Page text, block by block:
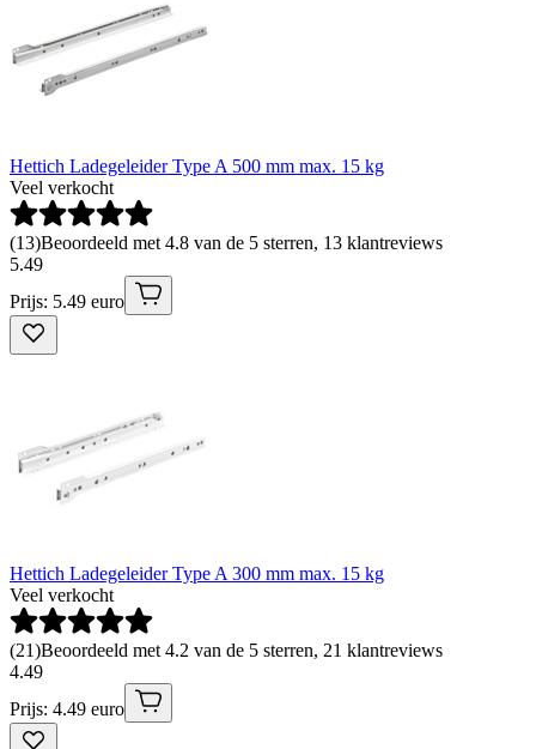
Hettich Ladegeleider Type A 500 mm max. 15 kg
Veel verkocht
(13)Beoordeeld met 4.8 van de 5 sterren, 13 klantreviews
5.49
Prijs: 5.49 euro
Hettich Ladegeleider Type A 300 mm max. 15 kg
Veel verkocht
(21)Beoordeeld met 4.2 van de 5 sterren, 21 klantreviews
4.49
Prijs: 4.49 euro